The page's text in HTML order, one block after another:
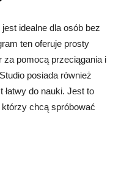
idealne dla osób bez
ten oferuje prosty
za pomocą przeciągania i
posiada również
łatwy do nauki. Jest to
chcą spróbować